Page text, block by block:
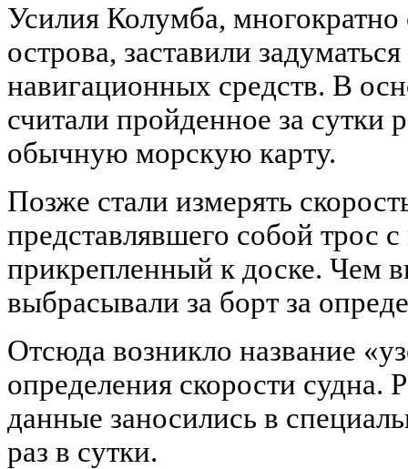
Усилия Колумба,
острова, заставили
навигационных средств. В
считали пройденное за сутки
обычную морскую карту.
Позже стали измерять
представлявшего собой трос
прикрепленный к доске. Чем
выбрасывали за борт за
Отсюда возникло название
определения скорости судна.
данные заносились в
раз в сутки.